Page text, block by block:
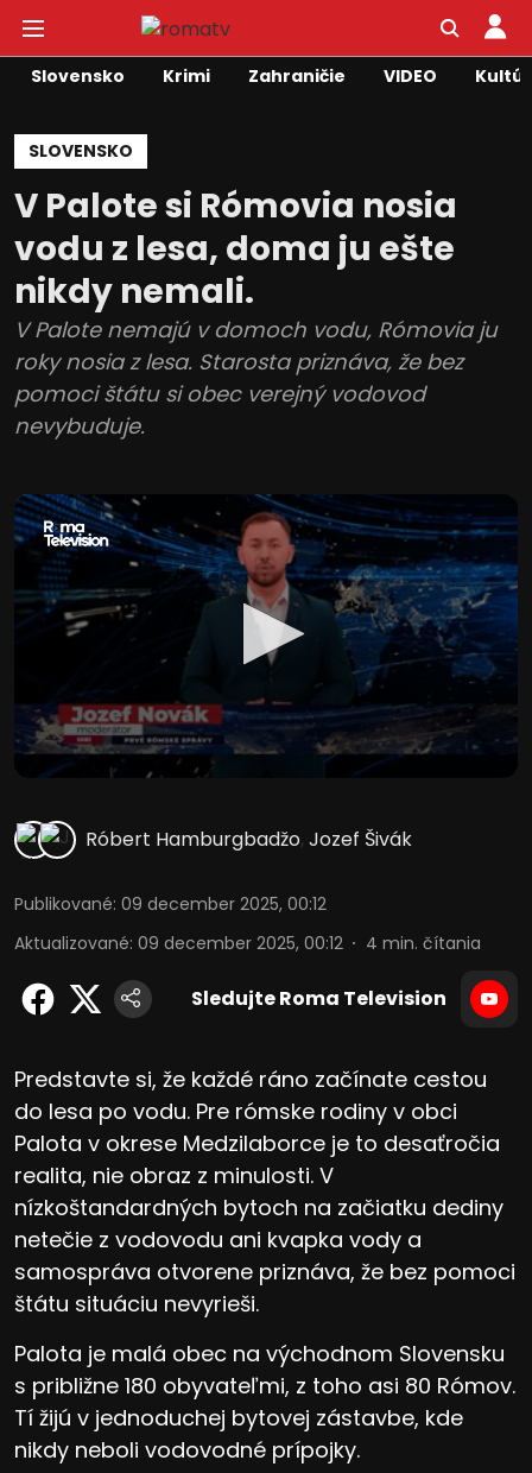
Slovensko Krimi Zahraničie VIDEO
SLOVENSKO
V Palote si Rómovia nosia
vodu z lesa, doma ju ešte
nikdy nemali.
V Palote nemajú v domoch vodu, Rómovia ju
roky nosia z lesa. Starosta priznáva, že bez
pomoci štátu si obec verejný vodovod
nevybuduje.
Róbert Hamburgbadžo, Jozef Šivák
Publikované: 09 december 2025, 00:12
Aktualizované: 09 december 2025, 00:12 4 min. čítania
Sledujte Roma Television
Predstavte si, že každé ráno začínate cestou
do lesa po vodu. Pre rómske rodiny v obci
Palota v okrese Medzilaborce je to desaťročia
realita, nie obraz z minulosti. V
nízkoštandardných bytoch na začiatku dediny
netečie z vodovodu ani kvapka vody a
samospráva otvorene priznáva, že bez pomoci
štátu situáciu nevyrieši.
Palota je malá obec na východnom Slovensku
s približne 180 obyvateľmi, z toho asi 80 Rómov.
Tí žijú v jednoduchej bytovej zástavbe, kde
nikdy neboli vodovodné prípojky.